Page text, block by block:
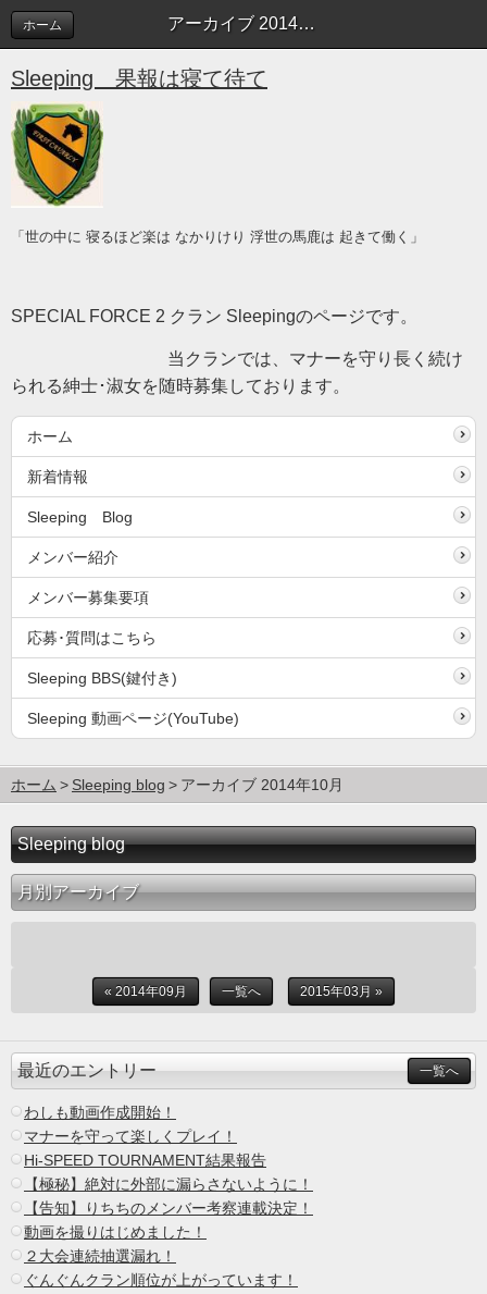
アーカイブ 2014年10月 | Sleeping blog
ホーム
Sleeping 果報は寝て待て
「世の中に 寝るほど楽は なかりけり 浮世の馬鹿は 起きて働く」
SPECIAL FORCE 2 クラン Sleepingのページです。
当クランでは、マナーを守り長く続け
られる紳士･淑女を随時募集しております。
ホーム
新着情報
Sleeping Blog
メンバー紹介
メンバー募集要項
応募･質問はこちら
Sleeping BBS(鍵付き)
Sleeping 動画ページ(YouTube)
ホーム Sleeping blog アーカイブ 2014年10月
Sleeping blog
月別アーカイブ
« 2014年09月 一覧へ 2015年03月 »
最近のエントリー 一覧へ
わしも動画作成開始！
マナーを守って楽しくプレイ！
Hi-SPEED TOURNAMENT結果報告
【極秘】絶対に外部に漏らさないように！
【告知】りちちのメンバー考察連載決定！
動画を撮りはじめました！
２大会連続抽選漏れ！
ぐんぐんクラン順位が上がっています！